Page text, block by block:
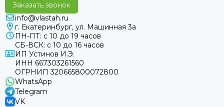
Заказать звонок
info@vlastah.ru
г. Екатеринбург, ул. Машинная 3а
ПН-ПТ: с 10 до 19 часов
СБ-ВСК: с 10 до 16 часов
ИП Устинов И.Э.
ИНН 667303261560
ОГРНИП 320665800072800
WhatsApp
Telegram
VK